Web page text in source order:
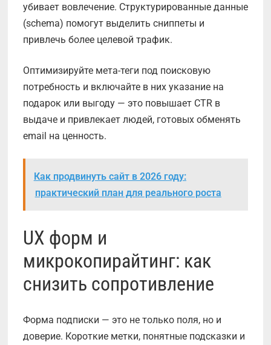
убивает вовлечение. Структурированные данные
(schema) помогут выделить сниппеты и
привлечь более целевой трафик.
Оптимизируйте мета-теги под поисковую
потребность и включайте в них указание на
подарок или выгоду — это повышает CTR в
выдаче и привлекает людей, готовых обменять
email на ценность.
Как продвинуть сайт в 2026 году:
практический план для реального роста
UX форм и
микрокопирайтинг: как
снизить сопротивление
Форма подписки — это не только поля, но и
доверие. Короткие метки, понятные подсказки и